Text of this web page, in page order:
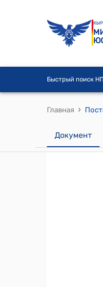
Быстрый поиск
Главная ›
Документ